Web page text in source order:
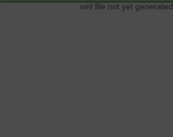
xml file not yet generated